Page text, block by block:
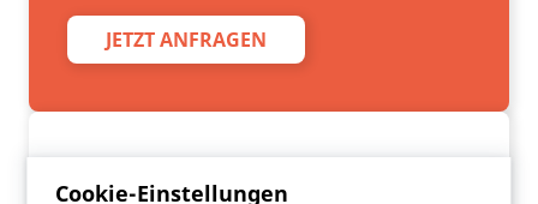
Cookie-Einstellungen
JETZT ANFRAGEN